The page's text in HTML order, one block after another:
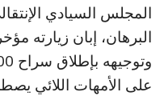
المجلس السيادي
البرهان، إبان زيارته
على الأمهات اللائي